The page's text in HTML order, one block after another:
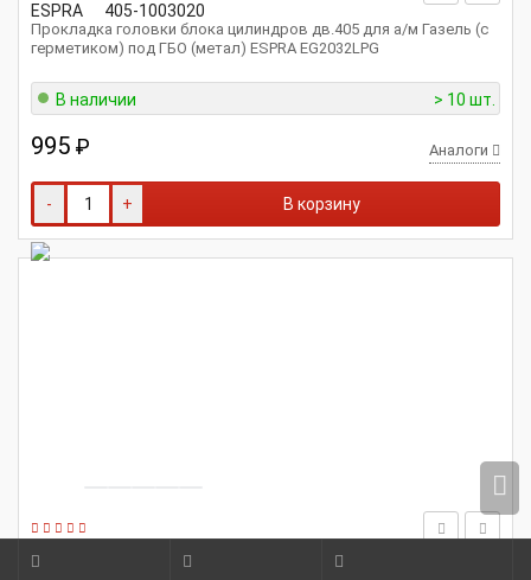
ESPRA 405-1003020
Прокладка головки блока цилиндров дв.405 для а/м Газель (с
герметиком) под ГБО (метал) ESPRA EG2032LPG
В наличии > 10 шт.
995 ₽ Аналоги
- + В корзину
ESPRA 3163-2202025
Крестовина карданного вала для а/м УАЗ-3163 Pairiot, 2363